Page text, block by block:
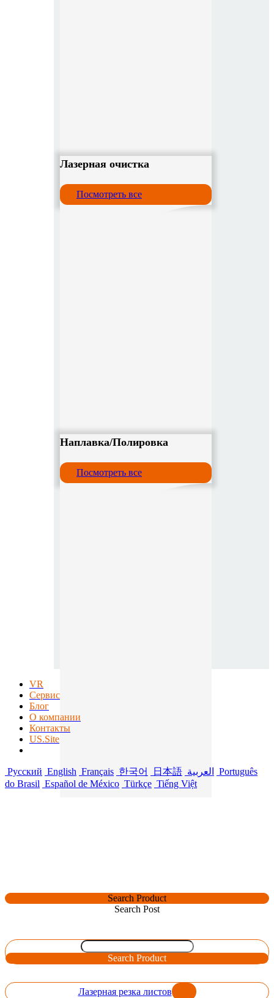
Лазерная очистка
Посмотреть все
Наплавка/Полировка
Посмотреть все
VR
Сервис
Блог
О компании
Контакты
US.Site
Русский English Français 한국어 日本語 العربية
Português
do Brasil Español de México Türkçe Tiếng Việt
Search Product
Search Post
Search Product
Лазерная резка листов